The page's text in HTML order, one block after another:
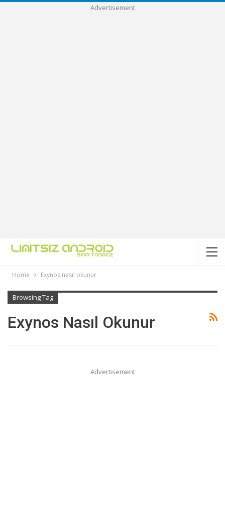
Advertisement
Home Exynos nasıl okunur
Browsing Tag
Exynos Nasıl Okunur
Advertisement